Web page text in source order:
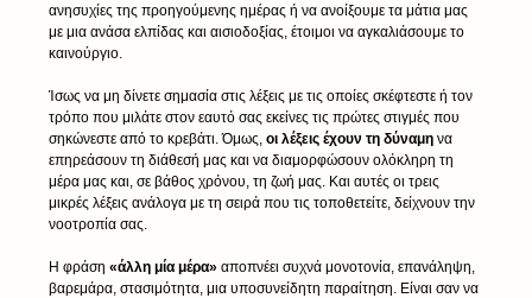
ανησυχίες της προηγούμενης ημέρας ή να ανοίξουμε τα μάτια μας
με μια ανάσα ελπίδας και αισιοδοξίας, έτοιμοι να αγκαλιάσουμε το
καινούργιο.
Ίσως να μη δίνετε σημασία στις λέξεις με τις οποίες σκέφτεστε ή τον
τρόπο που μιλάτε στον εαυτό σας εκείνες τις πρώτες στιγμές που
σηκώνεστε από το κρεβάτι. Όμως, οι λέξεις έχουν τη δύναμη να
επηρεάσουν τη διάθεσή μας και να διαμορφώσουν ολόκληρη τη
μέρα μας και, σε βάθος χρόνου, τη ζωή μας. Και αυτές οι τρεις
μικρές λέξεις ανάλογα με τη σειρά που τις τοποθετείτε, δείχνουν την
νοοτροπία σας.
Η φράση «άλλη μία μέρα» αποπνέει συχνά μονοτονία, επανάληψη,
βαρεμάρα, στασιμότητα, μια υποσυνείδητη παραίτηση. Είναι σαν να